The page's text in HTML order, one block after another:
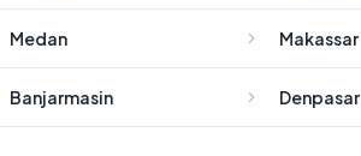
Medan Makassar
Banjarmasin Denpasar